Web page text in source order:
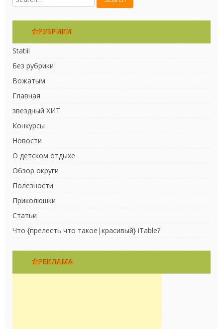
РУБРИКИ
Statiii
Без рубрики
Вожатым
Главная
звездный ХИТ
Конкурсы
Новости
О детском отдыхе
Обзор округи
Полезности
Приколюшки
Статьи
Что {прелесть что такое|красивый} iTable?
РЕКЛАМА